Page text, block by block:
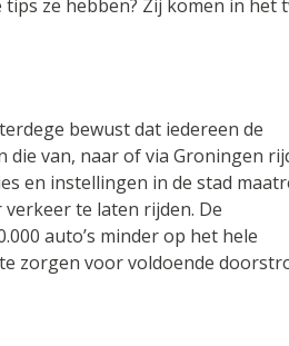
ze hebben? Zij komen in het
bewust dat iedereen de
van, naar of via Groningen
en instellingen in de stad
te laten rijden. De
auto’s minder op het hele
zorgen voor voldoende